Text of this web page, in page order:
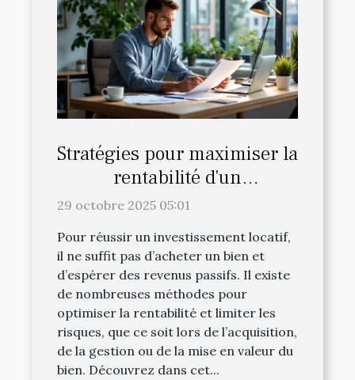
Stratégies pour maximiser la
rentabilité d'un
investissement locatif
29 octobre 2025 05:01
Pour réussir un investissement locatif,
il ne suffit pas d’acheter un bien et
d’espérer des revenus passifs. Il existe
de nombreuses méthodes pour
optimiser la rentabilité et limiter les
risques, que ce soit lors de l’acquisition,
de la gestion ou de la mise en valeur du
bien. Découvrez dans cet...